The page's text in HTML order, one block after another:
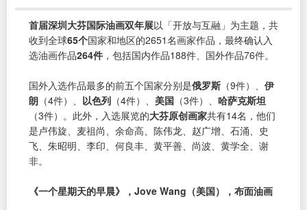
首届深圳大芬国际油画双年展以「开放与互融」为主题，共
收到全球65个国家和地区的2651名画家作品，最终确认入
选油画作品264件 ，包括国内作品188件、国外作品76件。
国外入选作品最多的前五个国家分别是俄罗斯 （9件）、 伊
朗 （4件）、 以色列 （4件）、 美国 （3件）、 哈萨克斯坦
（3件）。此外，入选展览的大芬原创画家共有14名，他们
是卢伟旋、麦祖尚、余命高、陈伟龙、赵广增、石涌、史
飞、朱昭明、李印、何良丰、黄平善、尚波、黄学全、谢
非。
《一个星期天的早晨》，Jove Wang（美国），布面油画